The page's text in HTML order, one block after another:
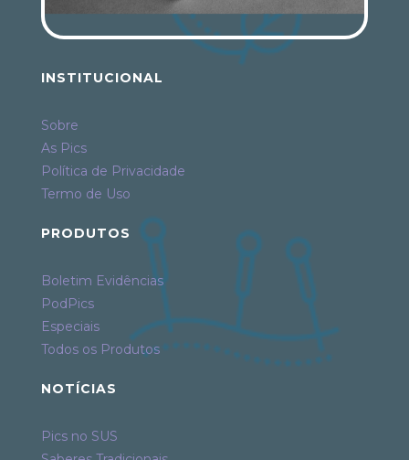
INSTITUCIONAL
Sobre
As Pics
Política de Privacidade
Termo de Uso
PRODUTOS
Boletim Evidências
PodPics
Especiais
Todos os Produtos
NOTÍCIAS
Pics no SUS